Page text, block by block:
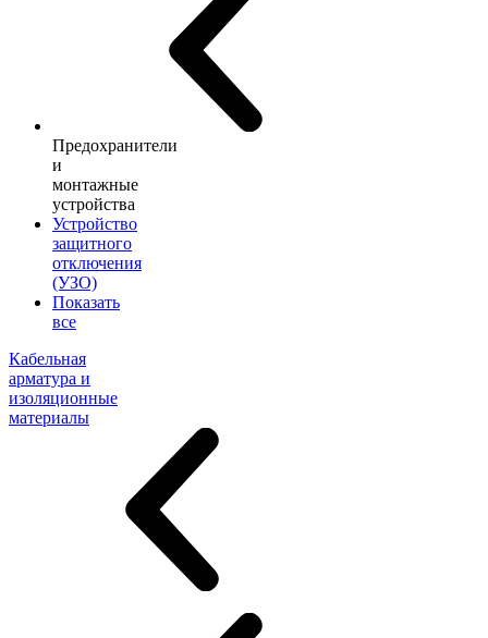
Предохранители
и
монтажные
устройства
Устройство
защитного
отключения
(УЗО)
Показать
все
Кабельная
арматура и
изоляционные
материалы